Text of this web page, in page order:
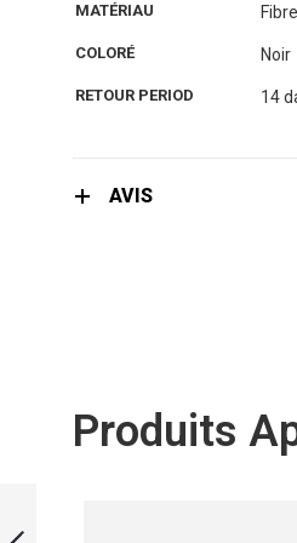
gallery
MATÉRIAU
COLORÉ Noir
RETOUR PERIOD 14
AVIS
Produits